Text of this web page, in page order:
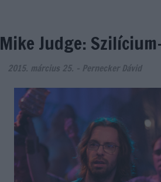
Mike Judge:
2015. március 25. - Pernecker Dávid